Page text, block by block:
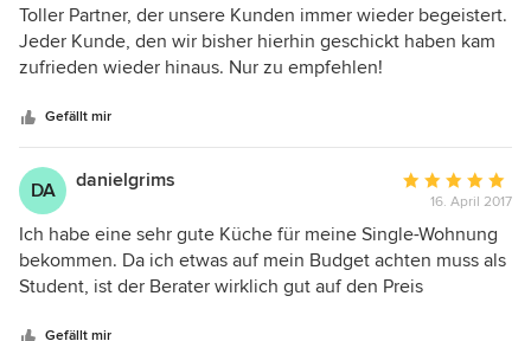
5
von
Toller Partner, der unsere Kunden immer wieder begeistert.
Jeder Kunde, den wir bisher hierhin geschickt haben kam
zufrieden wieder hinaus. Nur zu empfehlen!
Gefällt mir
DA danielgrims
Bewertung:
5
von
5
16. April 2017
Ich habe eine sehr gute Küche für meine Single-Wohnung
bekommen. Da ich etwas auf mein Budget achten muss als
Student, ist der Berater wirklich gut auf den Preis
Gefällt mir